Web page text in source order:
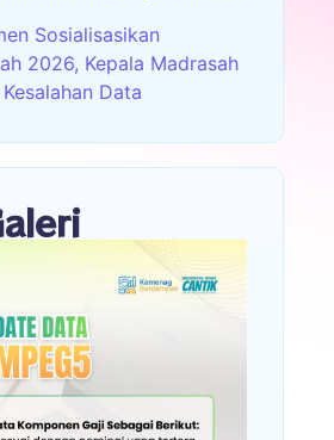
Sosialisasikan
2026, Kepala Madrasah
Data